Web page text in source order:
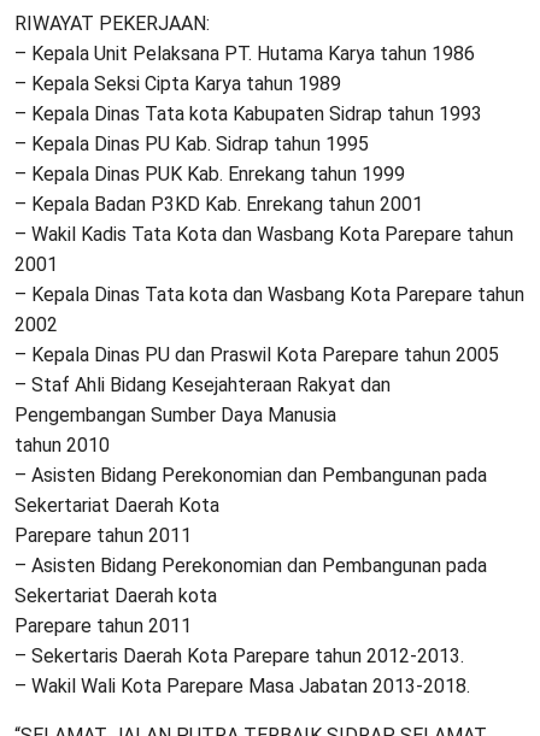
RIWAYAT PEKERJAAN:
– Kepala Unit Pelaksana PT. Hutama Karya tahun 1986
– Kepala Seksi Cipta Karya tahun 1989
– Kepala Dinas Tata kota Kabupaten Sidrap tahun 1993
– Kepala Dinas PU Kab. Sidrap tahun 1995
– Kepala Dinas PUK Kab. Enrekang tahun 1999
– Kepala Badan P3KD Kab. Enrekang tahun 2001
– Wakil Kadis Tata Kota dan Wasbang Kota Parepare tahun
2001
– Kepala Dinas Tata kota dan Wasbang Kota Parepare tahun
2002
– Kepala Dinas PU dan Praswil Kota Parepare tahun 2005
– Staf Ahli Bidang Kesejahteraan Rakyat dan
Pengembangan Sumber Daya Manusia
tahun 2010
– Asisten Bidang Perekonomian dan Pembangunan pada
Sekertariat Daerah Kota
Parepare tahun 2011
– Asisten Bidang Perekonomian dan Pembangunan pada
Sekertariat Daerah kota
Parepare tahun 2011
– Sekertaris Daerah Kota Parepare tahun 2012-2013.
– Wakil Wali Kota Parepare Masa Jabatan 2013-2018.